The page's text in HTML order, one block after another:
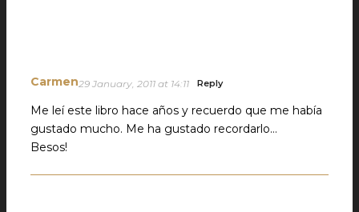
Carmen29 January, 2011 at 14:11 Reply
Me leí este libro hace años y recuerdo que me había
gustado mucho. Me ha gustado recordarlo…
Besos!